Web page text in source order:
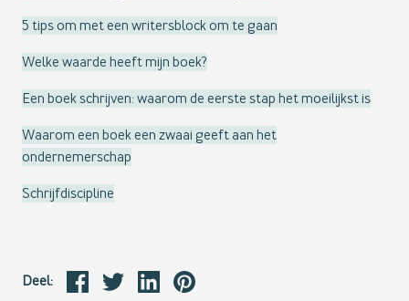
5 tips om met een writersblock om te gaan
Welke waarde heeft mijn boek?
Een boek schrijven: waarom de eerste stap het moeilijkst is
Waarom een boek een zwaai geeft aan het
ondernemerschap
Schrijfdiscipline
Deel: